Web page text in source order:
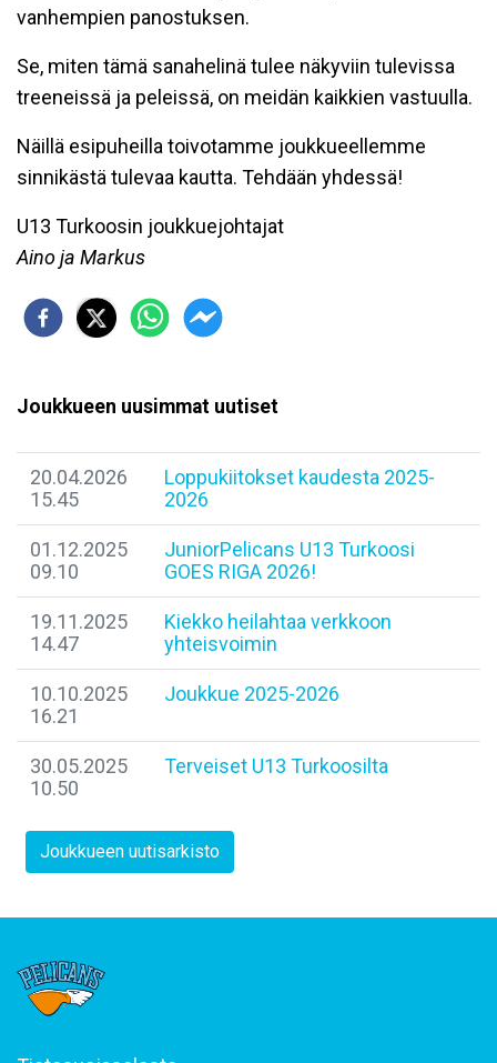
vanhempien panostuksen.
Se, miten tämä sanahelinä tulee näkyviin tulevissa
treeneissä ja peleissä, on meidän kaikkien vastuulla.
Näillä esipuheilla toivotamme joukkueellemme
sinnikästä tulevaa kautta. Tehdään yhdessä!
U13 Turkoosin joukkuejohtajat
Aino ja Markus
Joukkueen uusimmat uutiset
20.04.2026
15.45
Loppukiitokset kaudesta 2025-
2026
01.12.2025
09.10
​JuniorPelicans U13 Turkoosi
GOES RIGA 2026!
19.11.2025
14.47
Kiekko heilahtaa verkkoon
yhteisvoimin
10.10.2025
16.21
Joukkue 2025-2026
30.05.2025
10.50
Terveiset U13 Turkoosilta
Joukkueen uutisarkisto